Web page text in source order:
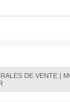
DE VENTE|